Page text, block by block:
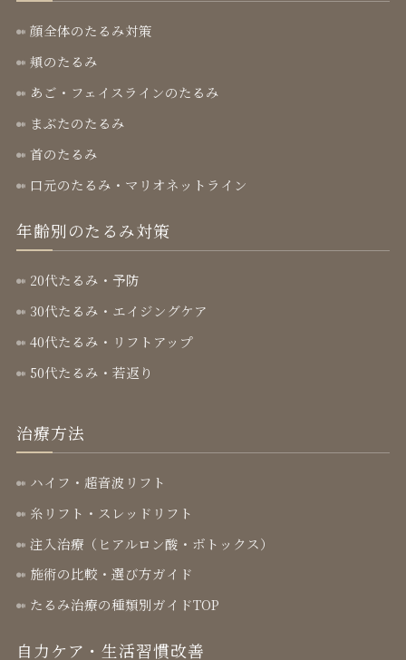
顔全体のたるみ対策
頬のたるみ
あご・フェイスラインのたるみ
まぶたのたるみ
首のたるみ
口元のたるみ・マリオネットライン
年齢別のたるみ対策
20代たるみ・予防
30代たるみ・エイジングケア
40代たるみ・リフトアップ
50代たるみ・若返り
治療方法
ハイフ・超音波リフト
糸リフト・スレッドリフト
注入治療（ヒアルロン酸・ボトックス）
施術の比較・選び方ガイド
たるみ治療の種類別ガイドTOP
自力ケア・生活習慣改善